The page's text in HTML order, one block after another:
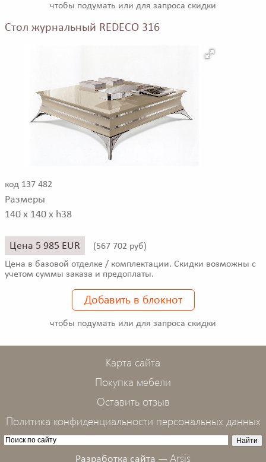
чтобы подумать или для запроса скидки
Стол журнальный REDECO 316
код 137 482
Размеры
140 x 140 x h38
Цена 5 985 EUR (567 702 руб)
Цена в базовой отделке / комплектации. Скидки возможны с
учетом суммы заказа и предоплаты.
Добавить в блокнот
чтобы подумать или для запроса скидки
Карта сайта
Покупка мебели
Оставить отзыв
Политика конфиденциальности персональных данных
Разработка сайта — Arsis